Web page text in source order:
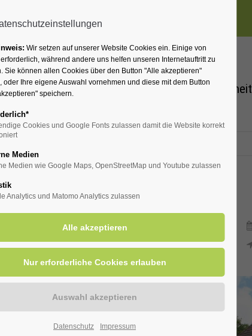
Übernachten Für Ihre Gesundheit
Wassermühle
Vergangenheit:
Wir setzen auf unserer Website Cookies ein. Einige von
erforderlich, während andere uns helfen unseren Internetauftritt zu
Sie können allen Cookies über den Button "Alle akzeptieren"
oder Ihre eigene Auswahl vornehmen und diese mit dem Button
speichern.
Cookies und Google Fonts zulassen damit die Website korrekt
Medien
Medien wie Google Maps, OpenStreetMap und Youtube zulassen
Analytics und Matomo Analytics zulassen
Datenschutz Impressum